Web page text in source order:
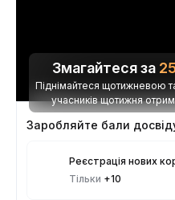
Змагайтеся за
Піднімайтеся щотижневою
учасників щотижня
Заробляйте бали
Реєстрація нових
Тільки +10